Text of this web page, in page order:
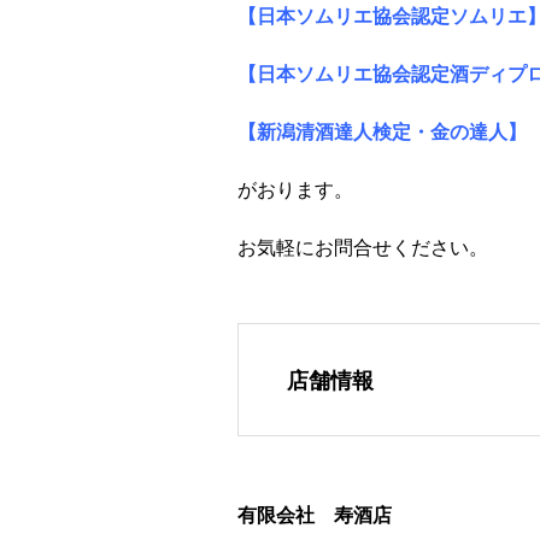
【日本ソムリエ協会認定ソムリエ】
【日本ソムリエ協会認定酒ディプ
【新潟清酒達人検定・金の達人】
がおります。
お気軽にお問合せください。
店舗情報
有限会社 寿酒店